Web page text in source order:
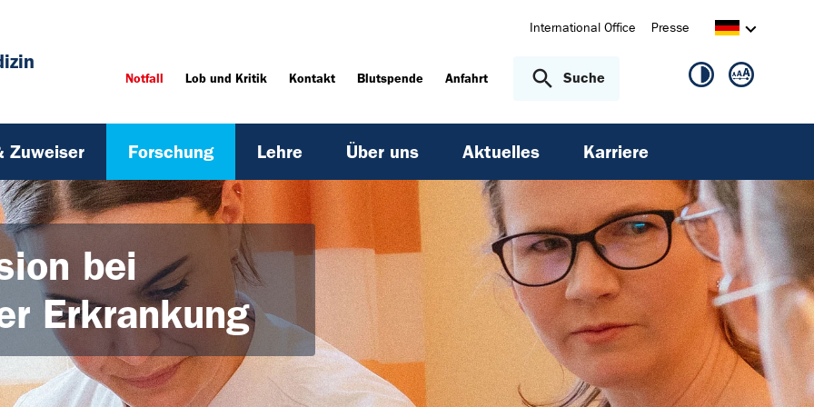
International Office Presse
Notfall Lob und Kritik Kontakt Blutspende Anfahrt Suche
Zuweiser Forschung Lehre Über uns Aktuelles Karriere
bei
Erkrankung